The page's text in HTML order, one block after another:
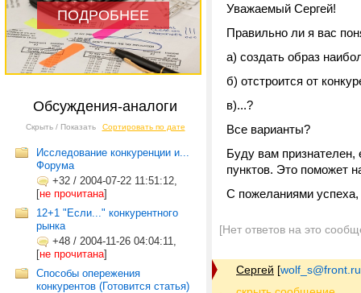
ПОДРОБНЕЕ
Обсуждения-аналоги
Скрыть / Показать Сортировать по дате
Исследование конкуренции и...
Форума
+32 / 2004-07-22 11:51:12,
[не прочитана]
12+1 "Если..." конкурентного
рынка
+48 / 2004-11-26 04:04:11,
[не прочитана]
Способы опережения
конкурентов (Готовится статья)
Уважаемый Сергей!
Правильно ли я вас
а) создать образ
б) отстроится от
в)...?
Все варианты?
Буду вам
пунктов. Это поможет
С пожеланиями успеха,
[Нет ответов на это
Сергей [wolf_s@front.ru